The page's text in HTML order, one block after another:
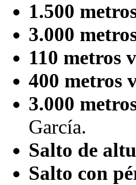
1.500
3.000
110 metros
400 metros
3.000
García.
Salto de
Salto con